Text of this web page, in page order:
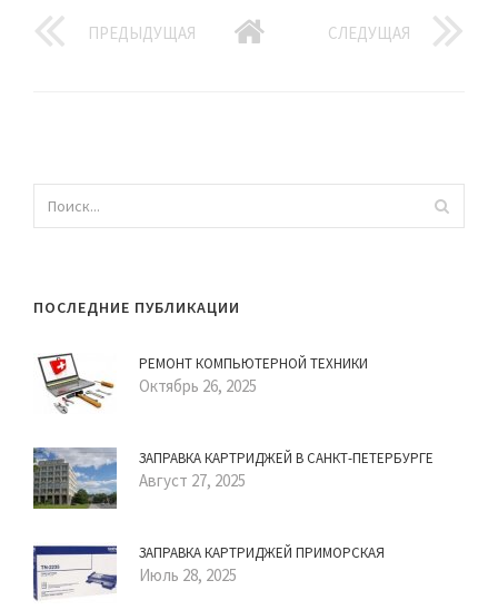
ПРЕДЫДУЩАЯ СЛЕДУЩАЯ
ПОСЛЕДНИЕ ПУБЛИКАЦИИ
РЕМОНТ КОМПЬЮТЕРНОЙ ТЕХНИКИ
Октябрь 26, 2025
ЗАПРАВКА КАРТРИДЖЕЙ В САНКТ-ПЕТЕРБУРГЕ
Август 27, 2025
ЗАПРАВКА КАРТРИДЖЕЙ ПРИМОРСКАЯ
Июль 28, 2025